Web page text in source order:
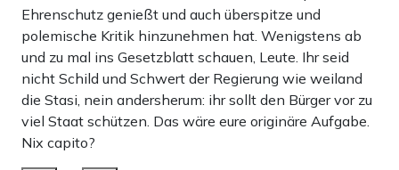
Ehrenschutz genießt und auch überspitze und
polemische Kritik hinzunehmen hat. Wenigstens ab
und zu mal ins Gesetzblatt schauen, Leute. Ihr seid
nicht Schild und Schwert der Regierung wie weiland
die Stasi, nein andersherum: ihr sollt den Bürger vor zu
viel Staat schützen. Das wäre eure originäre Aufgabe.
Nix capito?